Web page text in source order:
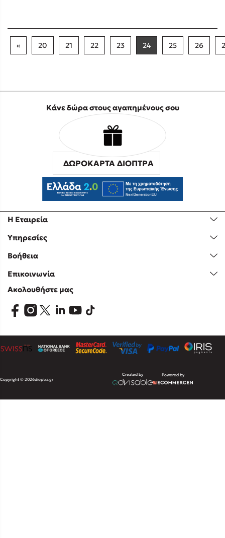
« 20 21 22 23 24 25 26
Η Εταιρεία
Υπηρεσίες
Βοήθεια
Επικοινωνία
Κάνε δώρα στους αγαπημένους σου
ΔΩΡΟΚΑΡΤΑ ΔΙΟΠΤΡΑ
Ακολουθήστε μας
Copyright © 2026dioptra.gr
Created by Powered by